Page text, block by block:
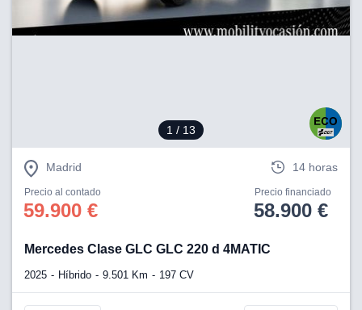
1 / 13
Madrid 14 horas
Precio al contado
59.900 €
Precio financiado
58.900 €
Mercedes Clase GLC GLC 220 d 4MATIC
2025 Híbrido 9.501 Km 197 CV